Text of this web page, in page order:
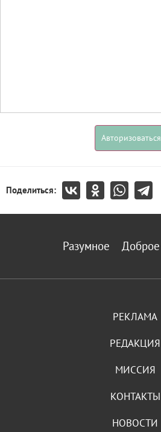
Авторизоваться
Поделиться:
Разумное Доброе
РЕКЛАМА
РЕДАКЦИЯ
МИССИЯ
КОНТАКТЫ
НОВОСТИ